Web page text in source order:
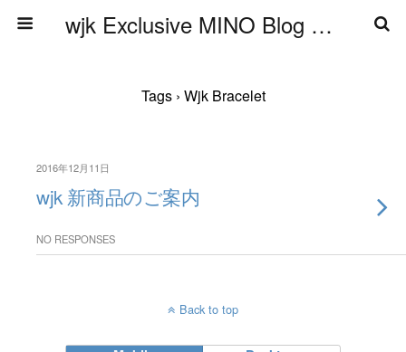
wjk Exclusive MINO Blog ブログ
Tags › Wjk Bracelet
2016年12月11日
wjk 新商品のご案内
NO RESPONSES
Back to top